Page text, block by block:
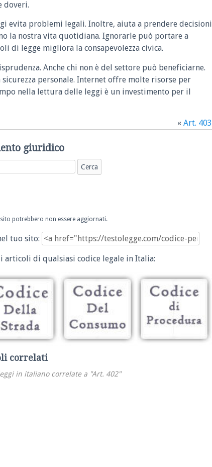
doveri.
evita problemi legali. Inoltre, aiuta a prendere decisioni
la nostra vita quotidiana. Ignorarle può portare a
di legge migliora la consapevolezza civica.
Anche chi non è del settore può beneficiarne.
personale. Internet offre molte risorse per
nella lettura delle leggi è un investimento per il
« Art. 403
giuridico
potrebbero non essere aggiornati.
tuo sito:
articoli di qualsiasi codice legale in Italia:
correlati
in italiano correlate a "Art. 402"